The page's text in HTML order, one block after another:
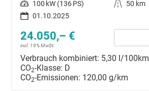
Leistung 100 kW (136 PS) Kilometerstand
50 km
01.10.2025
24.050,– €
incl. 19% MwSt.
Verbrauch kombiniert: 5,30 l/100km
CO2-Klasse: D
CO2-Emissionen: 120,00 g/km